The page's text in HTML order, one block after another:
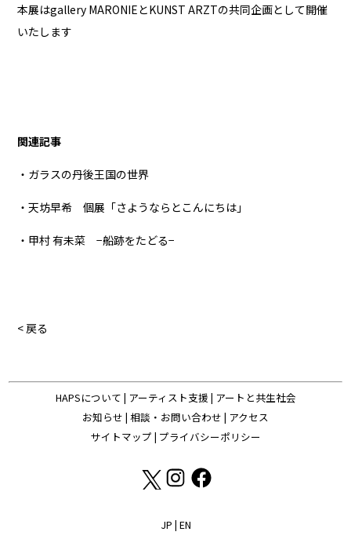
本展はgallery MARONIEとKUNST ARZTの共同企画として開催
いたします
関連記事
・ガラスの丹後王国の世界
・天坊早希 個展「さようならとこんにちは」
・甲村 有未菜 −船跡をたどる−
< 戻る
HAPSについて | アーティスト支援 | アートと共生社会
お知らせ | 相談・お問い合わせ | アクセス
サイトマップ | プライバシーポリシー
JP | EN